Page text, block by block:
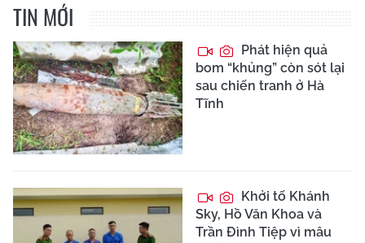
TIN MỚI
Phát hiện quả
bom “khủng” còn sót lại
sau chiến tranh ở Hà
Tĩnh
Khởi tố Khánh
Sky, Hồ Văn Khoa và
Trần Đình Tiệp vì mâu